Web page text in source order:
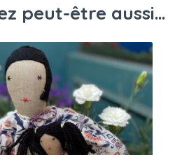
peut-être aussi…